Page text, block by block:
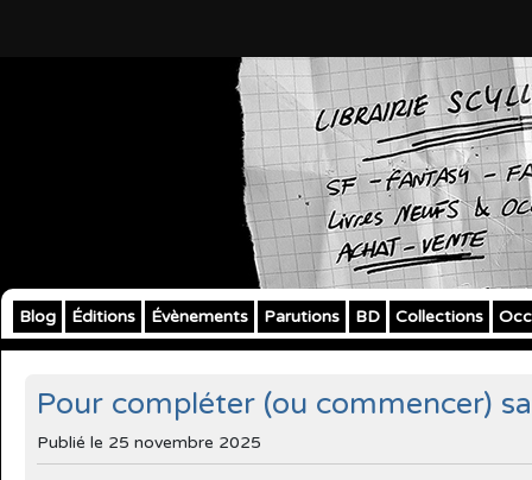
Blog Éditions Évènements Parutions BD Collections
Pour compléter (ou commencer)
Publié le 25 novembre 2025